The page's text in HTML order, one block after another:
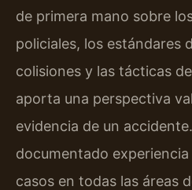
de primera mano sobre
policiales, los estándares
colisiones y las tácticas
aporta una perspectiva
evidencia de un
documentado
casos en todas las áreas